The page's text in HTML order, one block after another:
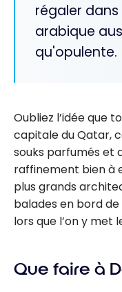
régaler
arabique
qu'opulente.
Oubliez l’idée que
capitale du Qatar,
souks parfumés et
raffinement bien à
plus grands
balades en bord de
lors que l’on y met
Que faire à